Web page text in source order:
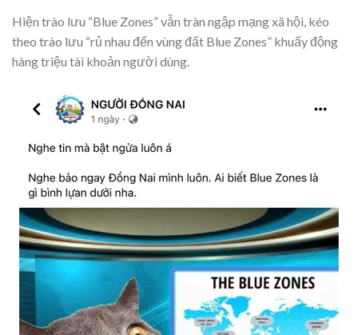
Hiện trào lưu “Blue Zones” vẫn tràn ngập mạng xã hội, kéo
theo trào lưu “rủ nhau đến vùng đất Blue Zones” khuấy động
hàng triệu tài khoản người dùng.